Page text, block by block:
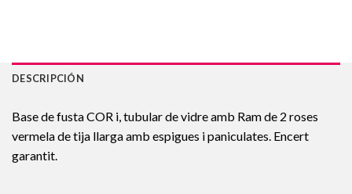
DESCRIPCIÓN
Base de fusta COR i, tubular de vidre amb Ram de 2 roses
vermela de tija llarga amb espigues i paniculates. Encert
garantit.